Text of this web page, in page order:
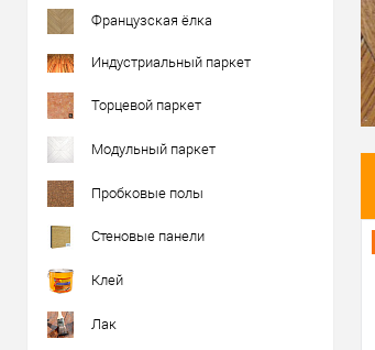
Французская ёлка
Индустриальный паркет
Торцевой паркет
Модульный паркет
Пробковые полы
Стеновые панели
Клей
Лак